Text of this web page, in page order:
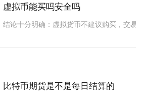
虚拟币能买吗安全吗
结论十分明确：虚拟货币不建议购买，交易
比特币期货是不是每日结算的